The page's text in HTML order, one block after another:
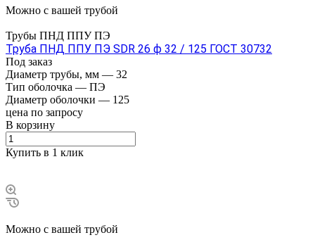
Можно с вашей трубой
Трубы ПНД ППУ ПЭ
Труба ПНД ППУ ПЭ SDR 26 ф 32 / 125 ГОСТ 30732
Под заказ
Диаметр трубы, мм — 32
Тип оболочка — ПЭ
Диаметр оболочки — 125
цена по запросу
В корзину
Купить в 1 клик
Можно с вашей трубой